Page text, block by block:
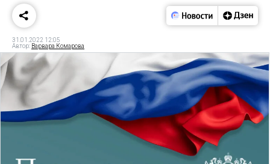
31.01.2022 12:05
Автор: Варвара Комарова